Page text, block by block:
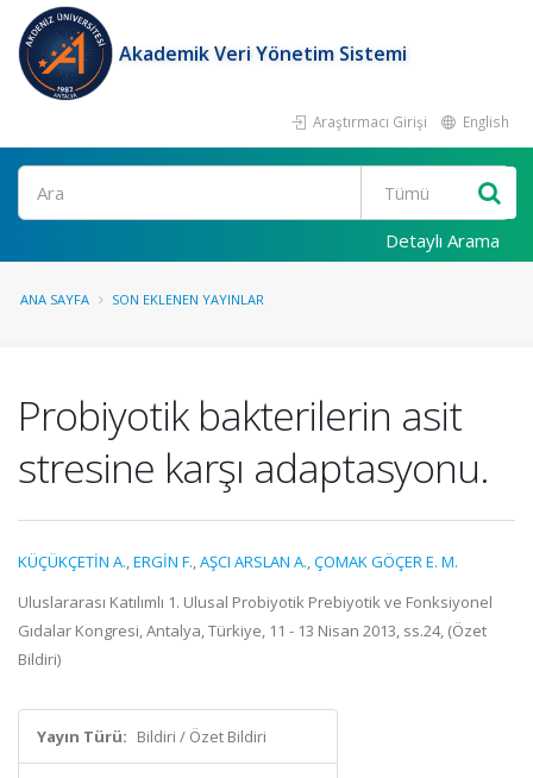
Akademik Veri Yönetim Sistemi
Araştırmacı Girişi English
Ara
Detaylı Arama
ANA SAYFA SON EKLENEN YAYINLAR
Probiyotik bakterilerin asit
stresine karşı adaptasyonu.
KÜÇÜKÇETİN A.,ERGİN F.,AŞCI ARSLAN A.,ÇOMAK GÖÇER E. M.
Uluslararası Katılımlı 1. Ulusal Probiyotik Prebiyotik ve Fonksiyonel
Gıdalar Kongresi, Antalya, Türkiye, 11 - 13 Nisan 2013, ss.24, (Özet
Bildiri)
Yayın Türü: Bildiri / Özet Bildiri